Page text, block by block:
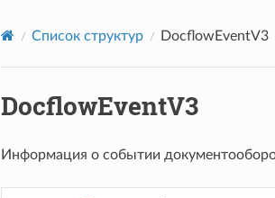
Список структур DocflowEventV3
DocflowEventV3
Информация о событии